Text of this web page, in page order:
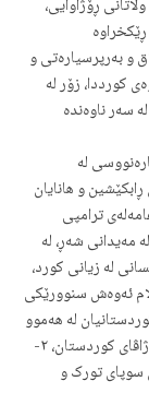
ڕۆژاوایی،
و بەرپرسیارەتی و
کورد‌دا، زۆر لە
سەر ناوەندە
لە
و هانایان
ترامپی
مەیدانی شەڕ، لە
لە زیانی کورد،
ئەوەش سنوورێکی
کوردستانیان لە هەموو
پارچەکان و لە دەرەوەی وڵات بە پشتیوانی لەخەڵکی ڕۆژاڤای کوردستان، ٢-
سوپای تورک و